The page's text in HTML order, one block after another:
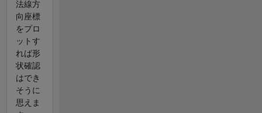
法線方
向座標
をプロ
ットす
れば形
状確認
はでき
そうに
思えま